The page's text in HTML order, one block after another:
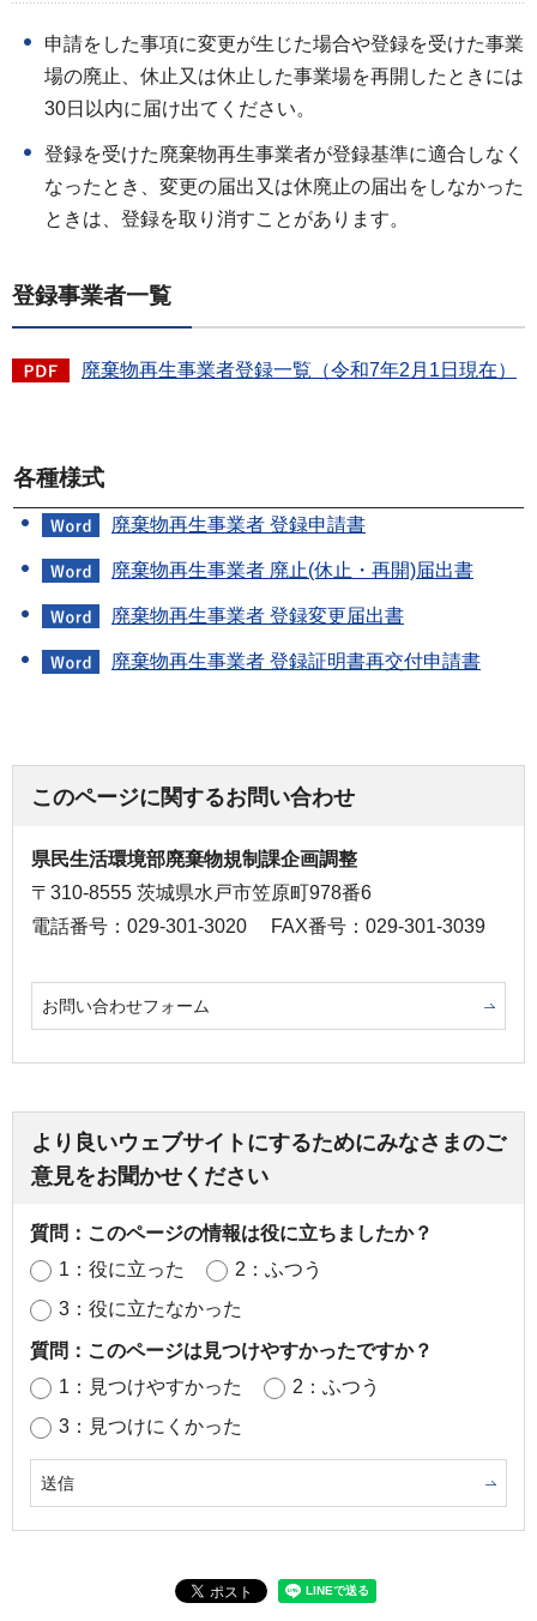
申請をした事項に変更が生じた場合や登録を受けた事業
場の廃止、休止又は休止した事業場を再開したときには
30日以内に届け出てください。
登録を受けた廃棄物再生事業者が登録基準に適合しなく
なったとき、変更の届出又は休廃止の届出をしなかった
ときは、登録を取り消すことがあります。
登録事業者一覧
廃棄物再生事業者登録一覧（令和7年2月1日現在）
各種様式
廃棄物再生事業者 登録申請書
廃棄物再生事業者 廃止(休止・再開)届出書
廃棄物再生事業者 登録変更届出書
廃棄物再生事業者 登録証明書再交付申請書
このページに関するお問い合わせ
県民生活環境部廃棄物規制課企画調整
〒310-8555 茨城県水戸市笠原町978番6
電話番号：029-301-3020
FAX番号：029-301-3039
お問い合わせフォーム
より良いウェブサイトにするためにみなさまのご
意見をお聞かせください
質問：このページの情報は役に立ちましたか？
1：役に立った
2：ふつう
3：役に立たなかった
質問：このページは見つけやすかったですか？
1：見つけやすかった
2：ふつう
3：見つけにくかった